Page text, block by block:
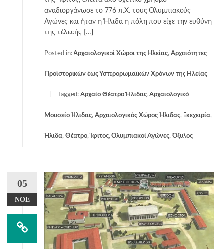
αναδιοργάνωσε το 776 π.Χ. τους Ολυμπιακούς
Αγώνες και ήταν η Ήλιδα η πόλη που είχε την ευθύνη
της τέλεσής […]
Posted in: Αρχαιολογικοί Χώροι της Ηλείας, Αρχαιότητες
Προϊστορικών έως Υστερορωμαϊκών Χρόνων της Ηλείας
Tagged: Αρχαίο Θέατρο Ήλιδας, Αρχαιολογικό
Μουσείο Ήλιδας, Αρχαιολογικός Χώρος Ήλιδας, Εκεχειρία,
Ήλιδα, Θέατρο, Ίφιτος, Ολυμπιακοί Αγώνες,Όξυλος
05
ΝΟΈ